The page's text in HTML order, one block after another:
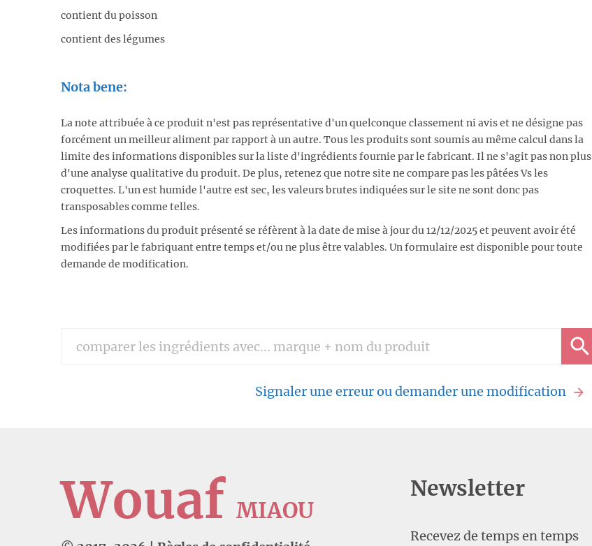
contient du poisson
contient des légumes
Nota bene:
La note attribuée à ce produit n'est pas représentative d'un quelconque classement ni avis et ne désigne pas
forcément un meilleur aliment par rapport à un autre. Tous les produits sont soumis au même calcul dans la
limite des informations disponibles sur la liste d'ingrédients fournie par le fabricant. Il ne s'agit pas non plus
d'une analyse qualitative du produit. De plus, retenez que notre site ne compare pas les pâtées Vs les
croquettes. L'un est humide l'autre est sec, les valeurs brutes indiquées sur le site ne sont donc pas
transposables comme telles.
Les informations du produit présenté se réfèrent à la date de mise à jour du 12/12/2025 et peuvent avoir été
modifiées par le fabriquant entre temps et/ou ne plus être valables. Un formulaire est disponible pour toute
demande de modification.
Signaler une erreur ou demander une modification
Wouaf MIAOU
Newsletter
Recevez de temps en temps